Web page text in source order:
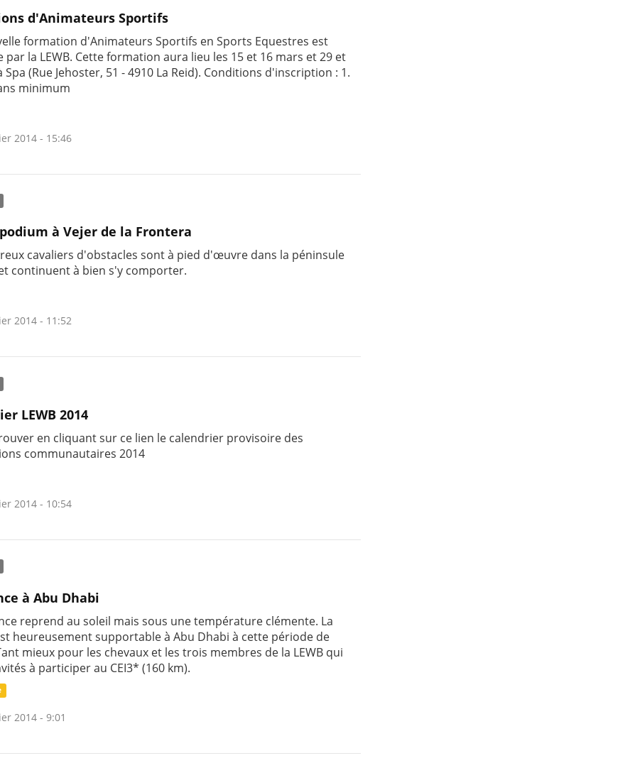
d'Animateurs Sportifs
formation d'Animateurs Sportifs en Sports Equestres est
par la LEWB. Cette formation aura lieu les 15 et 16 mars et 29 et
Spa (Rue Jehoster, 51 - 4910 La Reid). Conditions d'inscription : 1.
minimum
2014 - 15:46
à Vejer de la Frontera
cavaliers d'obstacles sont à pied d'œuvre dans la péninsule
continuent à bien s'y comporter.
2014 - 11:52
LEWB 2014
en cliquant sur ce lien le calendrier provisoire des
communautaires 2014
2014 - 10:54
à Abu Dhabi
reprend au soleil mais sous une température clémente. La
heureusement supportable à Abu Dhabi à cette période de
mieux pour les chevaux et les trois membres de la LEWB qui
à participer au CEI3* (160 km).
2014 - 9:01